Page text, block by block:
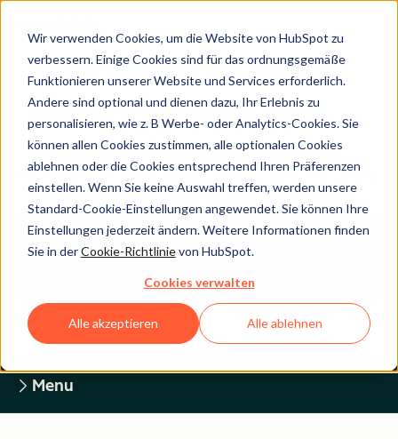
Wir verwenden Cookies, um die Website von HubSpot zu
verbessern. Einige Cookies sind für das ordnungsgemäße
Funktionieren unserer Website und Services erforderlich.
Andere sind optional und dienen dazu, Ihr Erlebnis zu
personalisieren, wie z. B Werbe- oder Analytics-Cookies. Sie
können allen Cookies zustimmen, alle optionalen Cookies
ablehnen oder die Cookies entsprechend Ihren Präferenzen
einstellen. Wenn Sie keine Auswahl treffen, werden unsere
Standard-Cookie-Einstellungen angewendet. Sie können Ihre
Einstellungen jederzeit ändern. Weitere Informationen finden
Sie in derCookie-Richtlinievon HubSpot.
Cookies verwalten
Alle akzeptieren Alle ablehnen
Legal Center
HUBSPOT-DATENSCHUTZRICHTLINIE
Zurück zum Überblick über die
Menu